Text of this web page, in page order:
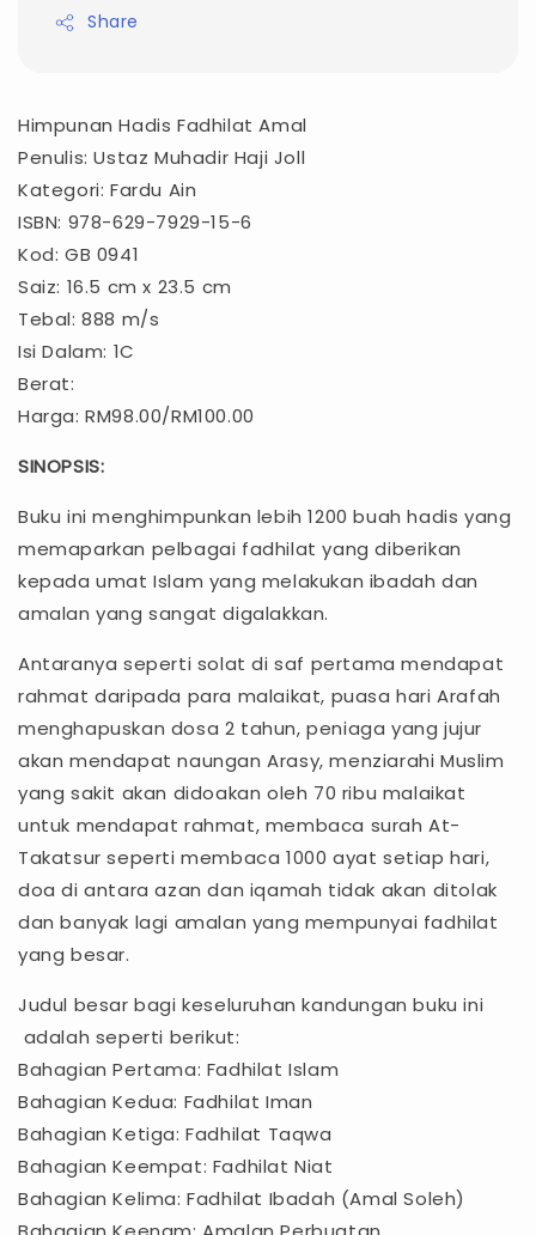
Share
Himpunan Hadis Fadhilat Amal
Penulis: Ustaz Muhadir Haji Joll
Kategori: Fardu Ain
ISBN: 978-629-7929-15-6
Kod: GB 0941
Saiz: 16.5 cm x 23.5 cm
Tebal: 888 m/s
Isi Dalam: 1C
Berat:
Harga: RM98.00/RM100.00
SINOPSIS:
Buku ini menghimpunkan lebih 1200 buah hadis yang
memaparkan pelbagai fadhilat yang diberikan
kepada umat Islam yang melakukan ibadah dan
amalan yang sangat digalakkan.
Antaranya seperti solat di saf pertama mendapat
rahmat daripada para malaikat, puasa hari Arafah
menghapuskan dosa 2 tahun, peniaga yang jujur
akan mendapat naungan Arasy, menziarahi Muslim
yang sakit akan didoakan oleh 70 ribu malaikat
untuk mendapat rahmat, membaca surah At-
Takatsur seperti membaca 1000 ayat setiap hari,
doa di antara azan dan iqamah tidak akan ditolak
dan banyak lagi amalan yang mempunyai fadhilat
yang besar.
Judul besar bagi keseluruhan kandungan buku ini
adalah seperti berikut:
Bahagian Pertama: Fadhilat Islam
Bahagian Kedua: Fadhilat Iman
Bahagian Ketiga: Fadhilat Taqwa
Bahagian Keempat: Fadhilat Niat
Bahagian Kelima: Fadhilat Ibadah (Amal Soleh)